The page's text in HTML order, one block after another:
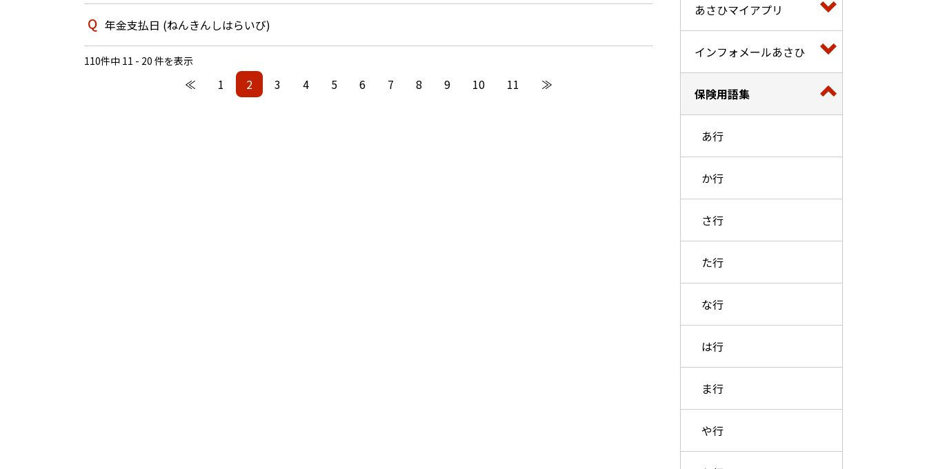
あさひマイアプリ
インフォメールあさひ
保険用語集
あ行
か行
さ行
た行
な行
は行
ま行
や行
年金支払日 (ねんきんしはらいび)
110件中 11 - 20 件を表示
≪ 1 2 3 4 5 6 7 8 9 10 11 ≫